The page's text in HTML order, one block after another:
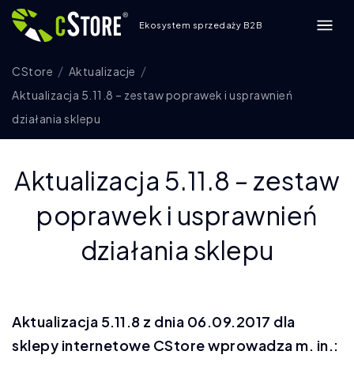
Ekosystem sprzedaży B2B
CStore
Aktualizacje
Aktualizacja 5.11.8 – zestaw poprawek i usprawnień
działania sklepu
Aktualizacja 5.11.8 – zestaw
poprawek i usprawnień
działania sklepu
Aktualizacja 5.11.8 z dnia 06.09.2017 dla
sklepy internetowe CStore wprowadza m. in.: